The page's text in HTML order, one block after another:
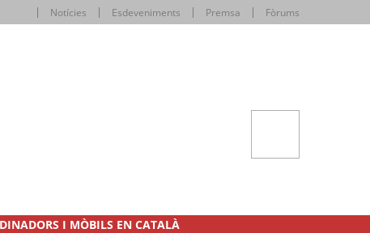
Notícies Esdeveniments Premsa Fòrums
I MÒBILS EN CATALÀ